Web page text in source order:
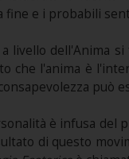
fine e i probabili
livello dell'Anima
che l'anima è
può
è infusa del
di questo